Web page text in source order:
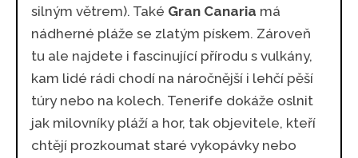
silným větrem). Také Gran Canaria má
nádherné pláže se zlatým pískem. Zároveň
tu ale najdete i fascinující přírodu s vulkány,
kam lidé rádi chodí na náročnější i lehčí pěší
túry nebo na kolech. Tenerife dokáže oslnit
jak milovníky pláží a hor, tak objevitele, kteří
chtějí prozkoumat staré vykopávky nebo